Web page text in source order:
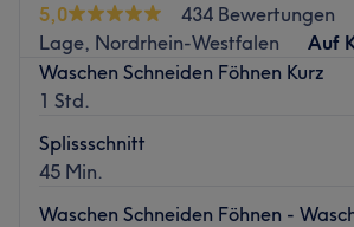
5,0
434 Bewertungen
Lage, Nordrhein-Westfalen
Auf
Waschen Schneiden Föhnen Kurz
1 Std.
Splissschnitt
45 Min.
Waschen Schneiden Föhnen -